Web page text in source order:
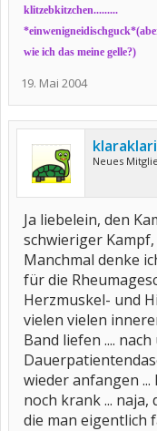
klitzebkitzchen.........
wie ich das meine gelle?)
19. Mai 2004
Neues
Ja liebelein, den
schwieriger
Manchmal denke
für die
Herzmuskel- und
vielen vielen
Band liefen ....
wieder anfangen
noch krank ... naja,
die man eigentlich